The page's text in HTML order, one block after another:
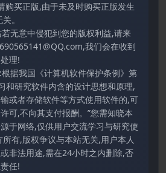
购买正版,由于未及时购买正版发生
。
无意中侵犯到您的版权利益,请来
我们会在收到
理!
据我国《计算机软件保护条例》第
和研究软件内含的设计思想和原理,
或者存储软件等方式使用软件的,可
可,不向其支付报酬。”您需知晓本
于网络,仅供用户交流学习与研究使
有,版权争议与本站无关,用户本人
非法用途,需在24小时之内删除,否
任!